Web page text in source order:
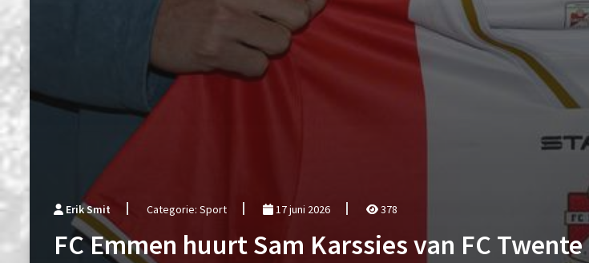
Erik Smit Categorie: Sport 17 juni 2026 378
FC Emmen huurt Sam Karssies van FC Twente